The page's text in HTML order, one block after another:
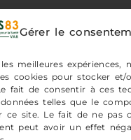
Gérer le
meilleures expériences,
cookies pour stocker et/
fait de consentir à ces
telles que le
ce site. Le fait de ne pas
peut avoir un effet